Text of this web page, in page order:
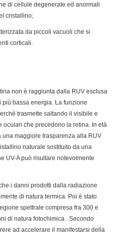
di cellule degenerate ed anormali
cristallino;
da piccoli vacuoli che si
corticali.
non è raggiunta dalla RUV esclusa
bassa energia. La funzione
trasmette saltando il visibile e
oculari che precedono la retina. In età
una maggiore trasparenza alla RUV
naturale sostituito da una
UV-A può risultare notevolmente
i danni prodotti dalla radiazione
di natura termica. Poi è stato
spettrale compresa fra 300 e
di natura fotochimica . Secondo
ad accelerare il manifestarsi della